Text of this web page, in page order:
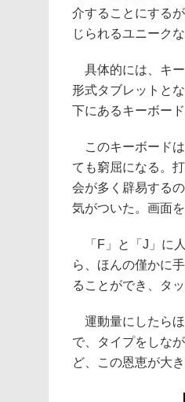
介することにする
じられるユニークな
具体的には、キー
形式タブレットと
下にあるキーボード
このキーボードは
ても窮屈になる。
会が多く辟易する
気がついた。画面
「F」と「J」に
ら、ほんの僅かに
ることができ、タ
運動量にしたらほ
で、タイプをしな
ど、この恩恵が大